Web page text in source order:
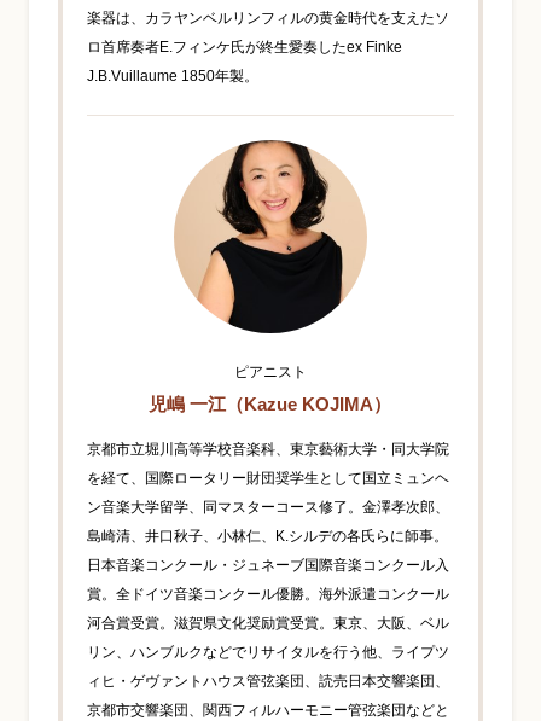
楽器は、カラヤンベルリンフィルの黄金時代を支えたソ
ロ首席奏者E.フィンケ氏が終生愛奏したex Finke
J.B.Vuillaume 1850年製。
ピアニスト
児嶋 一江（Kazue KOJIMA）
京都市立堀川高等学校音楽科、東京藝術大学・同大学院
を経て、国際ロータリー財団奨学生として国立ミュンヘ
ン音楽大学留学、同マスターコース修了。金澤孝次郎、
島崎清、井口秋子、小林仁、K.シルデの各氏らに師事。
日本音楽コンクール・ジュネーブ国際音楽コンクール入
賞。全ドイツ音楽コンクール優勝。海外派遣コンクール
河合賞受賞。滋賀県文化奨励賞受賞。東京、大阪、ベル
リン、ハンブルクなどでリサイタルを行う他、ライプツ
ィヒ・ゲヴァントハウス管弦楽団、読売日本交響楽団、
京都市交響楽団、関西フィルハーモニー管弦楽団などと